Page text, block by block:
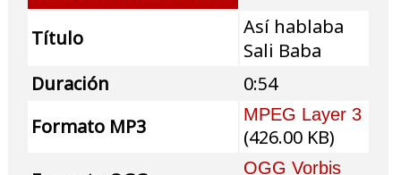
Título
Así hablaba
Sali Baba
Duración
0:54
Formato MP3
MPEG Layer 3
(426.00 KB)
OGG Vorbis